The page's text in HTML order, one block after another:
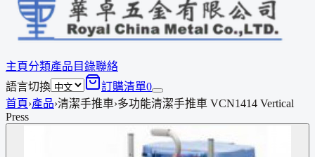
主頁分類產品 目錄聯絡
語言切換
訂購清單0
首頁›產品›清潔手推車›多功能清潔手推車 VCN1414 Vertical
Press